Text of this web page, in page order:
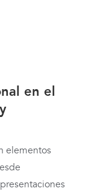
en el
elementos